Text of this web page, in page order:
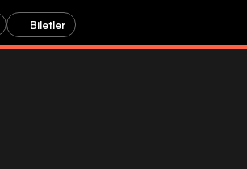
Biletler